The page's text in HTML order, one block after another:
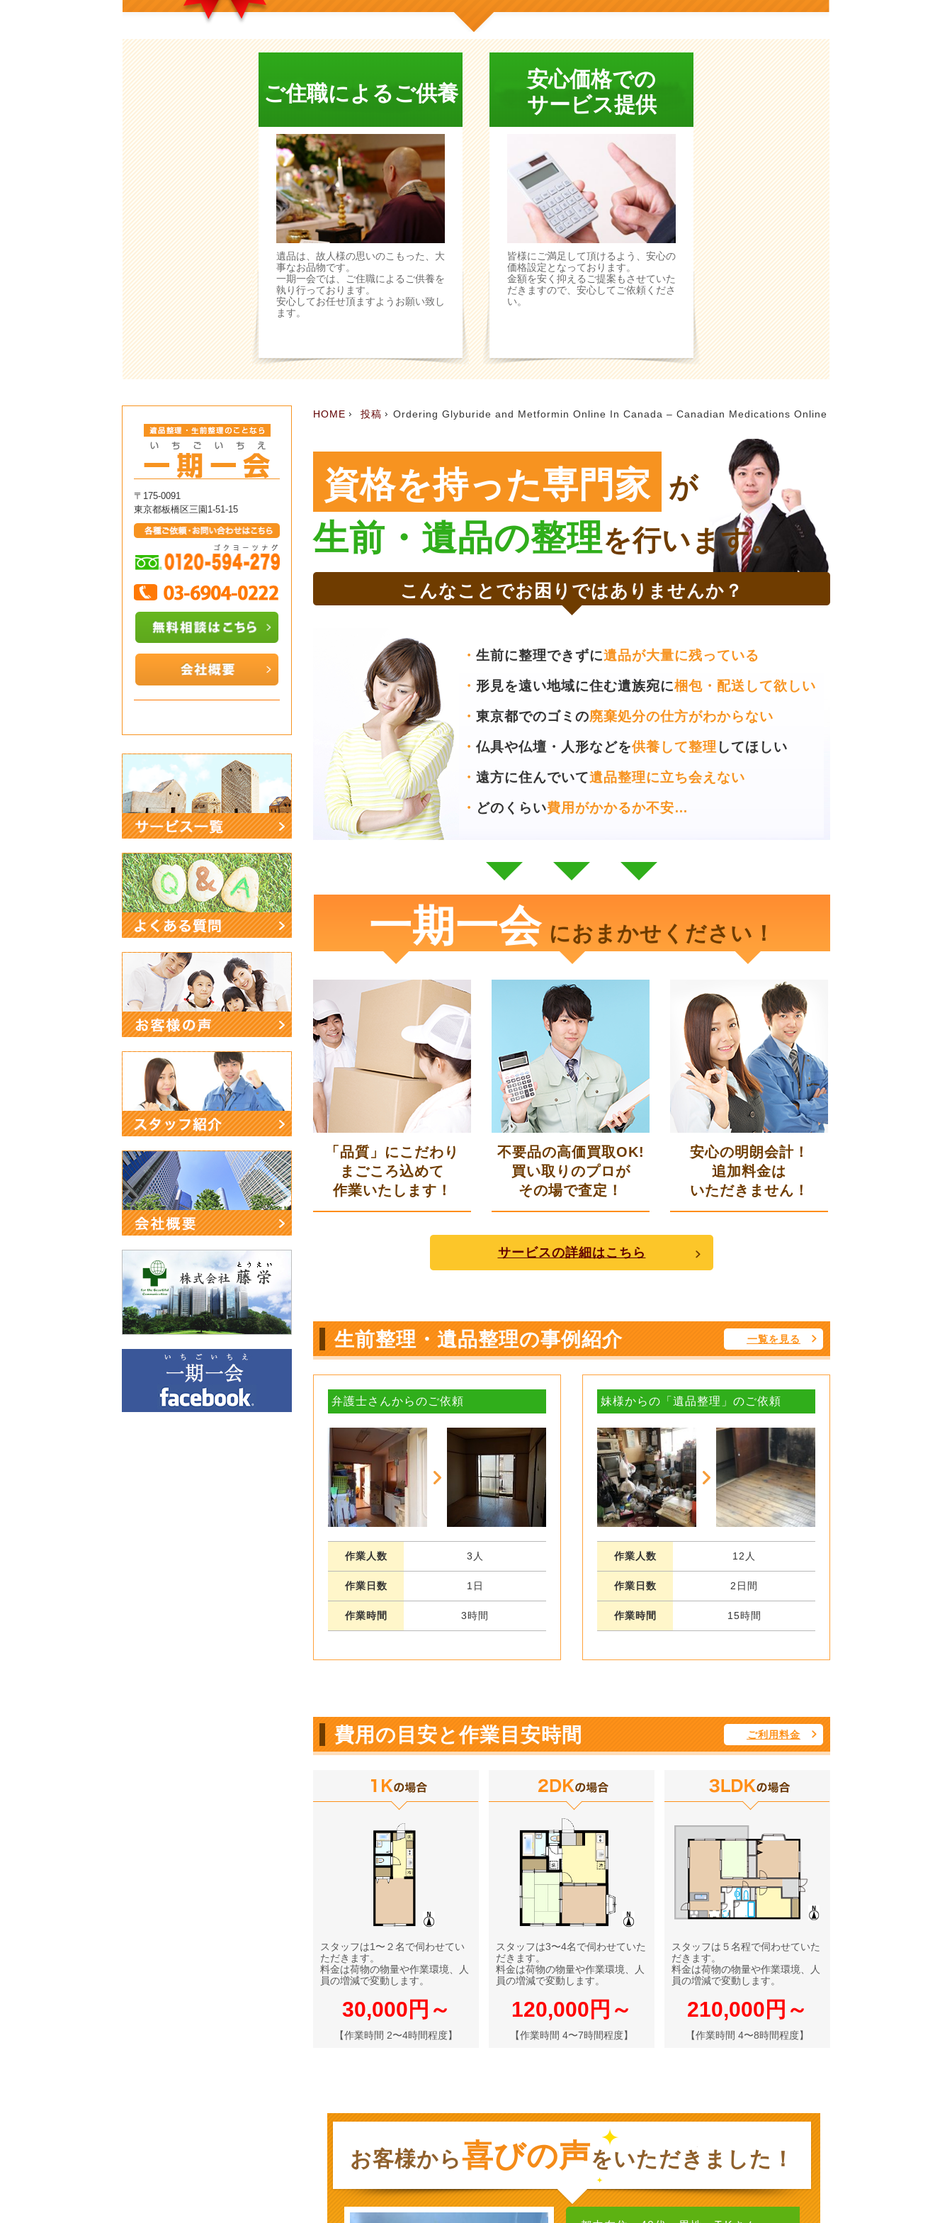
ご住職によるご供養
遺品は、故人様の思いのこもった、大
事なお品物です。
一期一会では、ご住職によるご供養を
執り行っております。
安心してお任せ頂ますようお願い致し
ます。
安心価格での
サービス提供
皆様にご満足して頂けるよう、安心の
価格設定となっております。
金額を安く抑えるご提案もさせていた
だきますので、安心してご依頼くださ
い。
〒175-0091
東京都板橋区三園1-51-15
HOME 投稿 Ordering Glyburide and Metformin Online In Canada – Canadian Medications Online
資格を持った専門家 が
生前・遺品の整理を行います。
こんなことでお困りではありませんか？
・ 生前に整理できずに遺品が大量に残っている
・ 形見を遠い地域に住む遺族宛に梱包・配送して欲しい
・ 東京都でのゴミの廃棄処分の仕方がわからない
・仏具や仏壇・人形などを供養して整理 してほしい
・ 遠方に住んでいて遺品整理に立ち会えない
・ どのくらい費用がかかるか不安…
一期一会 におまかせください！
「品質」にこだわり
まごころ込めて
作業いたします！
不要品の高価買取OK!
買い取りのプロが
その場で査定！
安心の明朗会計！
追加料金は
いただきません！
サービスの詳細はこちら
生前整理・遺品整理の事例紹介 一覧を見る
弁護士さんからのご依頼
作業人数 3人
作業日数 1日
作業時間 3時間
妹様からの「遺品整理」のご依頼
作業人数 12人
作業日数 2日間
作業時間 15時間
費用の目安と作業目安時間 ご利用料金
スタッフは1〜２名で伺わせてい
ただきます。
料金は荷物の物量や作業環境、人
員の増減で変動します。
30,000円～
【作業時間 2〜4時間程度】
スタッフは3〜4名で伺わせていた
だきます。
料金は荷物の物量や作業環境、人
員の増減で変動します。
120,000円～
【作業時間 4〜7時間程度】
スタッフは５名程で伺わせていた
だきます。
料金は荷物の物量や作業環境、人
員の増減で変動します。
210,000円～
【作業時間 4〜8時間程度】
お客様から喜びの声をいただきました！